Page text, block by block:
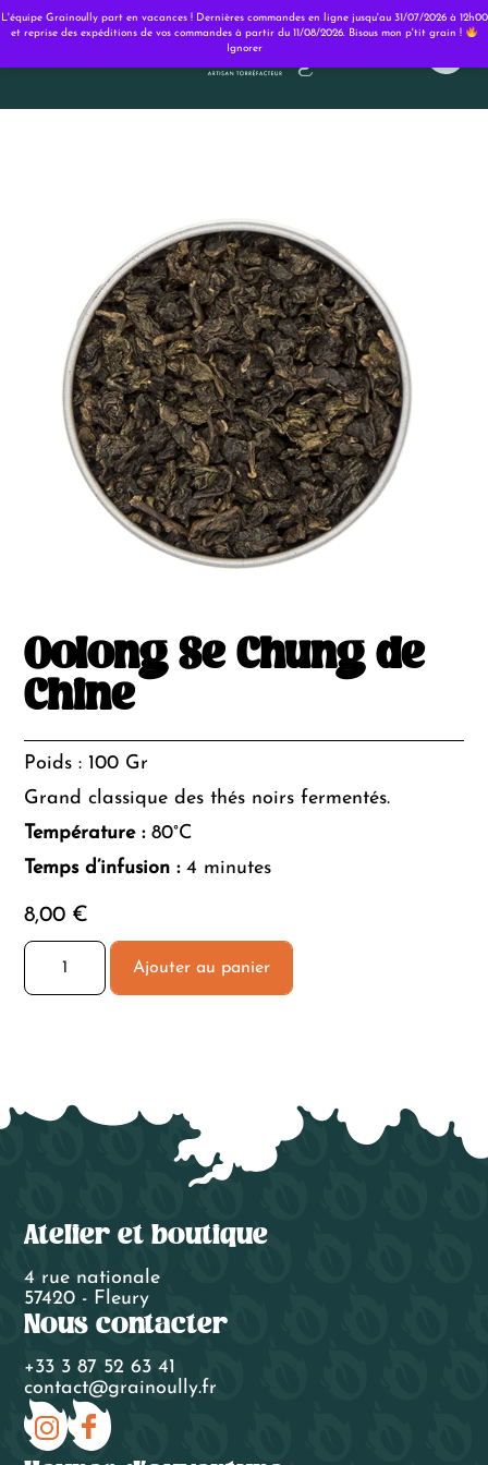
Oolong Se Chung de
Chine
Poids : 100 Gr
Grand classique des thés noirs fermentés.
Température :80°C
Temps d’infusion :4 minutes
8,00 €
quantité
Oolong
Ajouter au panier
Atelier et boutique
4 rue nationale
57420 - Fleury
Nous contacter
+33 3 87 52 63 41
contact@grainoully.fr
L'équipe Grainoully part en vacances ! Dernières commandes en ligne jusqu'au 31/07/2026 à 12h00
et reprise des expéditions de vos commandes à partir du 11/08/2026. Bisous mon p'tit grain !
Ignorer